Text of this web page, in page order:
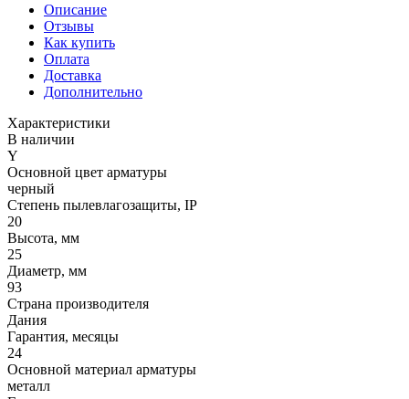
Описание
Отзывы
Как купить
Оплата
Доставка
Дополнительно
Характеристики
В наличии
Y
Основной цвет арматуры
черный
Степень пылевлагозащиты, IP
20
Высота, мм
25
Диаметр, мм
93
Страна производителя
Дания
Гарантия, месяцы
24
Основной материал арматуры
металл